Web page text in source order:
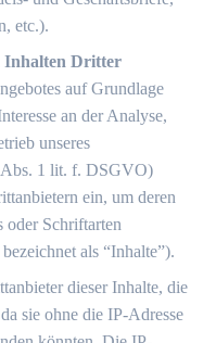
etc.).
Inhalten Dritter
auf Grundlage
an der Analyse,
unseres
Abs. 1 lit. f. DSGVO)
ein, um deren
oder Schriftarten
als “Inhalte”).
dieser Inhalte, die
sie ohne die IP-Adresse